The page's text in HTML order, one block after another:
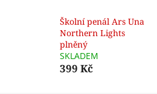
Školní penál Ars Una
Northern Lights
plněný
SKLADEM
399 Kč